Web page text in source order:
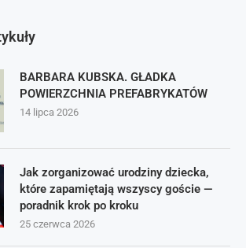
BARBARA KUBSKA. GŁADKA
POWIERZCHNIA PREFABRYKATÓW
14 lipca 2026
Jak zorganizować urodziny dziecka,
które zapamiętają wszyscy goście —
poradnik krok po kroku
25 czerwca 2026